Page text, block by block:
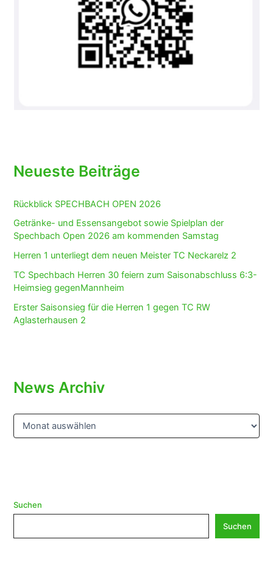
Neueste Beiträge
Rückblick SPECHBACH OPEN 2026
Getränke- und Essensangebot sowie Spielplan der
Spechbach Open 2026 am kommenden Samstag
Herren 1 unterliegt dem neuen Meister TC Neckarelz 2
TC Spechbach Herren 30 feiern zum Saisonabschluss 6:3-
Heimsieg gegenMannheim
Erster Saisonsieg für die Herren 1 gegen TC RW
Aglasterhausen 2
News Archiv
N
h
i
Suchen
Suchen